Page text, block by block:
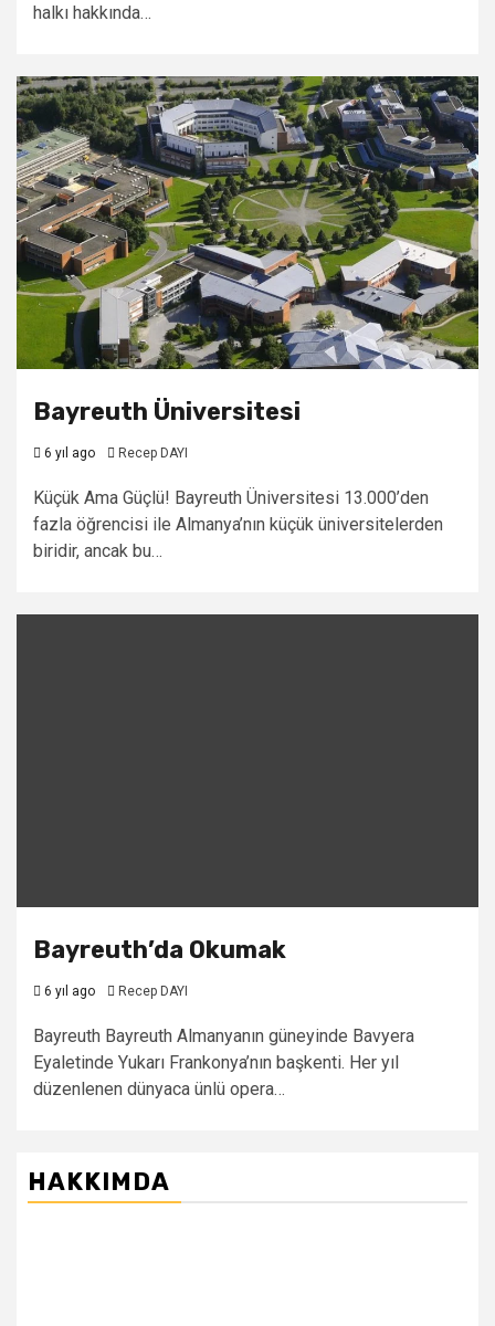
halkı hakkında…
Bayreuth Üniversitesi
6 yıl ago Recep DAYI
Küçük Ama Güçlü! Bayreuth Üniversitesi 13.000’den
fazla öğrencisi ile Almanya’nın küçük üniversitelerden
biridir, ancak bu…
Bayreuth’da Okumak
6 yıl ago Recep DAYI
Bayreuth Bayreuth Almanyanın güneyinde Bavyera
Eyaletinde Yukarı Frankonya’nın başkenti. Her yıl
düzenlenen dünyaca ünlü opera…
HAKKIMDA